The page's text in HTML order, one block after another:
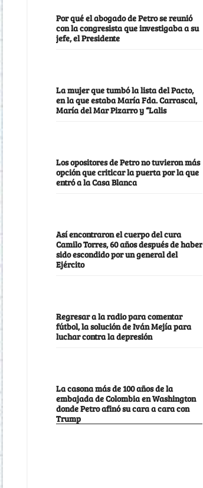
Por qué el abogado de Petro se reunió
con la congresista que investigaba a su
jefe, el Presidente
La mujer que tumbó la lista del Pacto,
en la que estaba María Fda. Carrascal,
María del Mar Pizarro y “Lalis
Los opositores de Petro no tuvieron más
opción que criticar la puerta por la que
entró a la Casa Blanca
Así encontraron el cuerpo del cura
Camilo Torres, 60 años después de haber
sido escondido por un general del
Ejército
Regresar a la radio para comentar
fútbol, la solución de Iván Mejía para
luchar contra la depresión
La casona más de 100 años de la
embajada de Colombia en Washington
donde Petro afinó su cara a cara con
Trump